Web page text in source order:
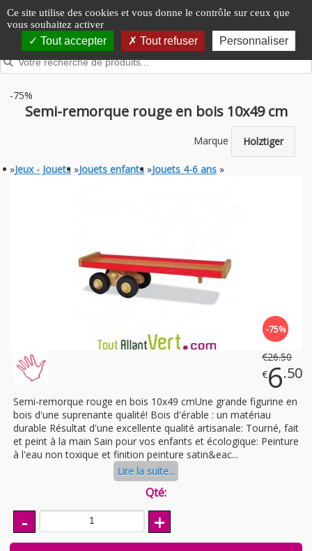
Panneau de gestion des cookies
Ce site utilise des cookies et vous donne le contrôle sur ceux que
vous souhaitez activer
Tout accepter Tout refuser Personnaliser
-75%
Semi-remorque rouge en bois 10x49 cm
Marque Holztiger
»Jeux - Jouets »Jouets enfants »Jouets 4-6 ans »
-75%
€26.50
€6.50
Semi-remorque rouge en bois 10x49 cmUne grande figurine en
bois d'une suprenante qualité! Bois d'érable : un matériau
durable Résultat d'une excellente qualité artisanale: Tourné, fait
et peint à la main Sain pour vos enfants et écologique: Peinture
à l'eau non toxique et finition peinture satin&eac...
Lire la suite...
Qté:
- +